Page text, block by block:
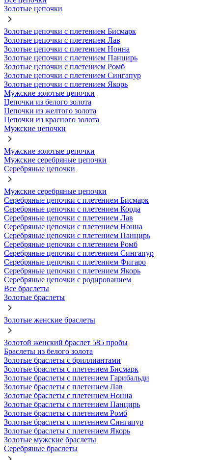
Золотые цепочки
Золотые цепочки с плетением Бисмарк
Золотые цепочки с плетением Лав
Золотые цепочки с плетением Нонна
Золотые цепочки с плетением Панцирь
Золотые цепочки с плетением Ромб
Золотые цепочки с плетением Сингапур
Золотые цепочки с плетением Якорь
Мужские золотые цепочки
Цепочки из белого золота
Цепочки из желтого золота
Цепочки из красного золота
Мужские цепочки
Мужские золотые цепочки
Мужские серебряные цепочки
Серебряные цепочки
Мужские серебряные цепочки
Серебряные цепочки с плетением Бисмарк
Серебряные цепочки с плетением Корда
Серебряные цепочки с плетением Лав
Серебряные цепочки с плетением Нонна
Серебряные цепочки с плетением Панцирь
Серебряные цепочки с плетением Ромб
Серебряные цепочки с плетением Сингапур
Серебряные цепочки с плетением Фигаро
Серебряные цепочки с плетением Якорь
Серебряные цепочки с родированием
Все браслеты
Золотые браслеты
Золотые женские браслеты
Золотой женский браслет 585 пробы
Браслеты из белого золота
Золотые браслеты с бриллиантами
Золотые браслеты с плетением Бисмарк
Золотые браслеты с плетением Гарибальди
Золотые браслеты с плетением Лав
Золотые браслеты с плетением Нонна
Золотые браслеты с плетением Панцирь
Золотые браслеты с плетением Ромб
Золотые браслеты с плетением Сингапур
Золотые браслеты с плетением Якорь
Золотые мужские браслеты
Серебряные браслеты